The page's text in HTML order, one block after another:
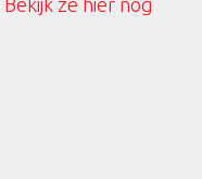
Bekijk ze hier nog